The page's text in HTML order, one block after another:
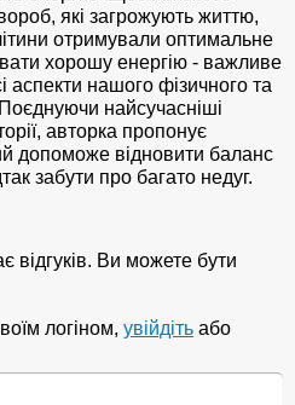
які загрожують життю,
отримували оптимальне
хорошу енергію - важливе
аспекти нашого фізичного та
найсучасніші
авторка пропонує
допоможе відновити баланс
забути про багато недуг.
Ви можете бути
логіном, увійдіть або